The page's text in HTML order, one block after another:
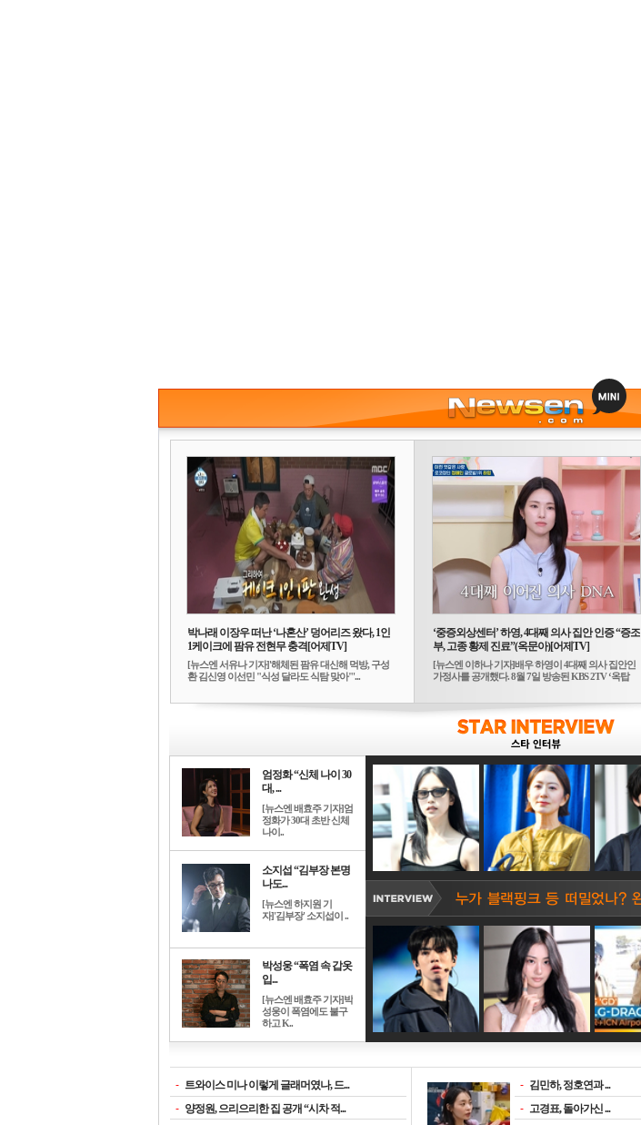
박나래 이장우 떠난 ‘나혼산’ 덩어리즈 왔다, 1인
1케이크에 팜유 전현무 충격[어제TV]
[뉴스엔 서유나 기자]'해체된 팜유 대신해 먹방, 구성
환 김신영 이선민 "식성 달라도 식탐 맞아"'...
‘중증외상센터’ 하영, 4대째 의사 집안 인증 “증조
부, 고종 황제 진료”(옥문아)[어제TV]
[뉴스엔 이하나 기자]배우 하영이 4대째 의사 집안인
가정사를 공개했다. 8월 7일 방송된 KBS 2TV ‘옥탑
엄정화 “신체 나이 30
대, ...
[뉴스엔 배효주 기자]엄
정화가 30대 초반 신체
나이..
소지섭 “김부장 본명
나도...
[뉴스엔 하지원 기
자]'김부장' 소지섭이 ..
박성웅 “폭염 속 갑옷
입...
[뉴스엔 배효주 기자]박
성웅이 폭염에도 불구
하고 K..
- 트와이스 미나 이렇게 글래머였나, 드...
- 양정원, 으리으리한 집 공개 “시차 적...
- 김민하, 정호연과 ...
- 고경표, 돌아가신 ...